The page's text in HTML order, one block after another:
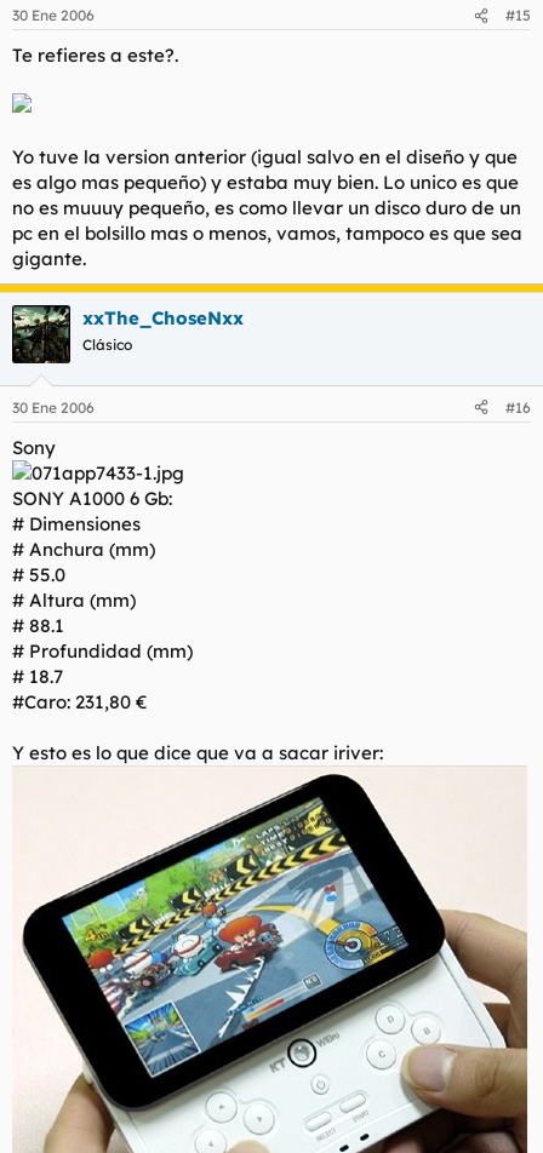
30 Ene 2006 #15
Te refieres a este?.
Yo tuve la version anterior (igual salvo en el diseño y que
es algo mas pequeño) y estaba muy bien. Lo unico es que
no es muuuy pequeño, es como llevar un disco duro de un
pc en el bolsillo mas o menos, vamos, tampoco es que sea
gigante.
xxThe_ChoseNxx
Clásico
30 Ene 2006 #16
Sony
SONY A1000 6 Gb:
# Dimensiones
# Anchura (mm)
# 55.0
# Altura (mm)
# 88.1
# Profundidad (mm)
# 18.7
#Caro: 231,80 €
Y esto es lo que dice que va a sacar iriver: